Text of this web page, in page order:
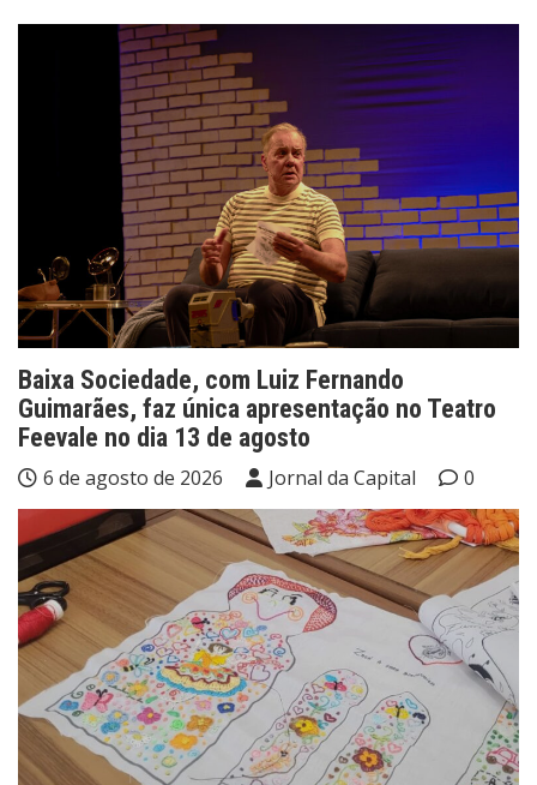
Baixa Sociedade, com Luiz Fernando
Guimarães, faz única apresentação no Teatro
Feevale no dia 13 de agosto
6 de agosto de 2026 Jornal da Capital 0